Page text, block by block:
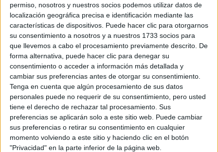
permiso, nosotros y nuestros socios podemos utilizar datos de
localización geográfica precisa e identificación mediante las
características de dispositivos. Puede hacer clic para otorgarnos
su consentimiento a nosotros y a nuestros 1733 socios para
que llevemos a cabo el procesamiento previamente descrito. De
forma alternativa, puede hacer clic para denegar su
consentimiento o acceder a información más detallada y
cambiar sus preferencias antes de otorgar su consentimiento.
Tenga en cuenta que algún procesamiento de sus datos
personales puede no requerir de su consentimiento, pero usted
tiene el derecho de rechazar tal procesamiento. Sus
preferencias se aplicarán solo a este sitio web. Puede cambiar
sus preferencias o retirar su consentimiento en cualquier
momento volviendo a este sitio y haciendo clic en el botón
"Privacidad" en la parte inferior de la página web.
Alicante(4)
Barcelona(6)
A Coruña(3)
Cáceres(1)
Cuenca(1)
Granada(3)
Girona(1)
Illes Balears (1)
León(1)
Lleida(2)
Madrid(3)
Málaga(2)
Murcia(3)
Navarra(3)
La Rioja(1)